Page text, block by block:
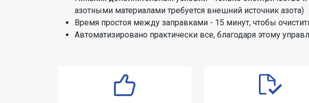
азотными материалами требуется внешний источник азота)
Время простоя между заправками - 15 минут, чтобы
Автоматизировано практически все, благодаря этому